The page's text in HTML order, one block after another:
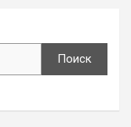
Поиск